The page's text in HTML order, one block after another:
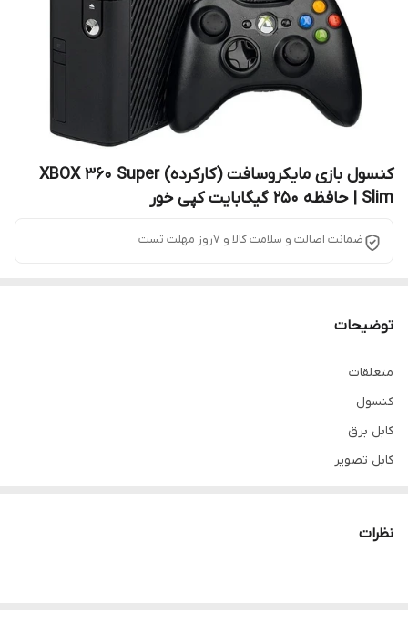
کنسول بازی مایکروسافت (کارکرده) XBOX 360 Super
Slim | حافظه 250 گیگابایت کپی خور
ضمانت اصالت و سلامت کالا و 7روز مهلت تست
توضیحات
متعلقات
کنسول
کابل برق
کابل تصویر
نظرات